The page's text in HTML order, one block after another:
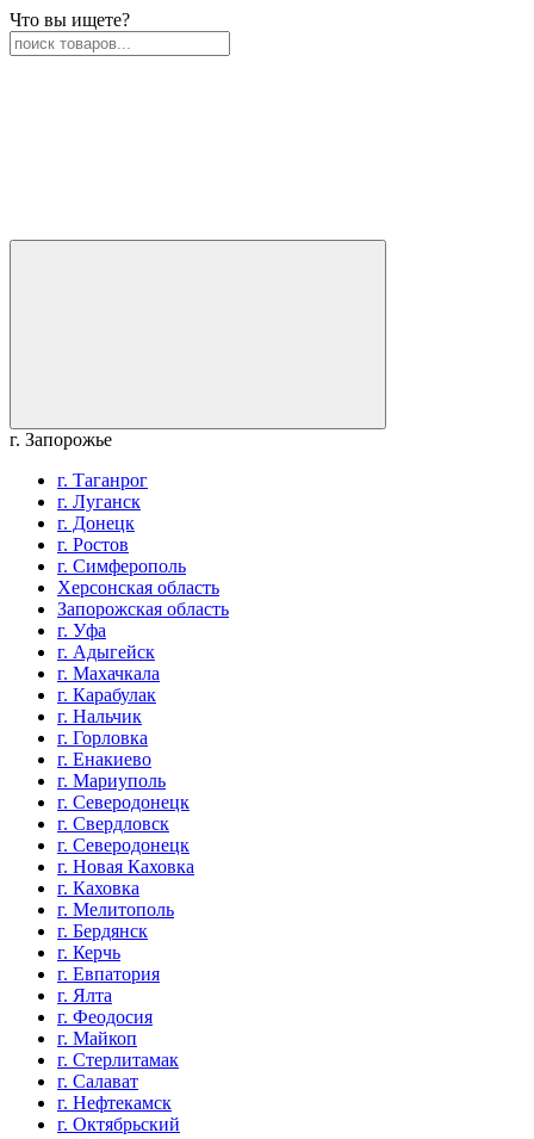
Что вы ищете?
г. Запорожье
г. Таганрог
г. Луганск
г. Донецк
г. Ростов
г. Симферополь
Херсонская область
Запорожская область
г. Уфа
г. Адыгейск
г. Махачкала
г. Карабулак
г. Нальчик
г. Горловка
г. Енакиево
г. Мариуполь
г. Северодонецк
г. Свердловск
г. Северодонецк
г. Новая Каховка
г. Каховка
г. Мелитополь
г. Бердянск
г. Керчь
г. Евпатория
г. Ялта
г. Феодосия
г. Майкоп
г. Стерлитамак
г. Салават
г. Нефтекамск
г. Октябрьский